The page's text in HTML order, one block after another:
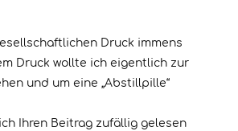
Druck immens
Druck wollte ich eigentlich zur
und um eine „Abstillpille“
Ihren Beitrag zufällig gelesen